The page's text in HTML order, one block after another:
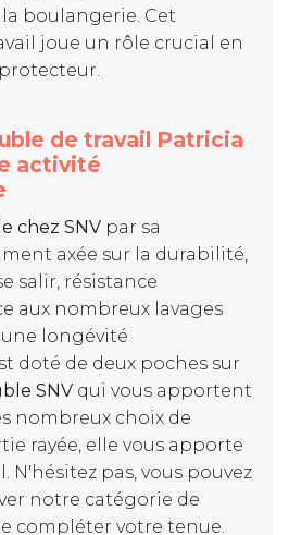
boulangerie. Cet
joue un rôle crucial en
de travail Patricia
activité
chez SNV par sa
axée sur la durabilité,
salir, résistance
aux nombreux lavages
une longévité
doté de deux poches sur
SNV qui vous apportent
nombreux choix de
rayée, elle vous apporte
N'hésitez pas, vous pouvez
notre catégorie de
compléter votre tenue.